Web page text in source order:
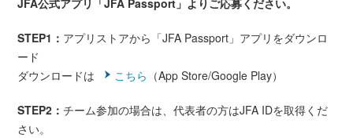
JFA公式アプリ「JFA Passport」よりご応募ください。
STEP1： アプリストアから「JFA Passport」アプリをダウンロ
ード
ダウンロードは
こちら （App Store/Google Play）
STEP2：チーム参加の場合は、代表者の方はJFA IDを取得くだ
さい。